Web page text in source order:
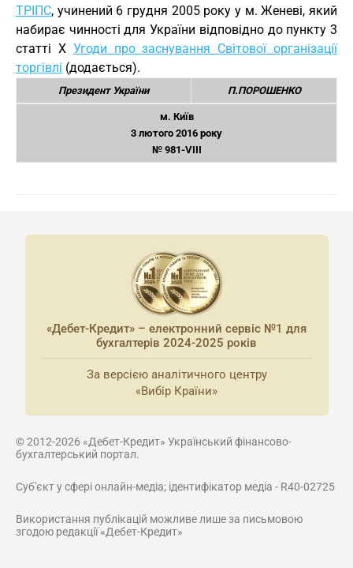
ТРІПС, учинений 6 грудня 2005 року у м. Женеві, який
набирає чинності для України відповідно до пункту 3
статті X Угоди про заснування Світової організації
торгівлі (додається).
Президент України П.ПОРОШЕНКО
м. Київ
3 лютого 2016 року
№ 981-VIII
«Дебет-Кредит» – електронний сервіс №1 для
бухгалтерів 2024-2025 років
За версією аналітичного центру
«Вибір Країни»
© 2012-2026 «Дебет-Кредит» Український фінансово-
бухгалтерський портал.
Суб'єкт у сфері онлайн-медіа; ідентифікатор медіа - R40-02725
Використання публікацій можливе лише за письмовою
згодою редакції «Дебет-Кредит»